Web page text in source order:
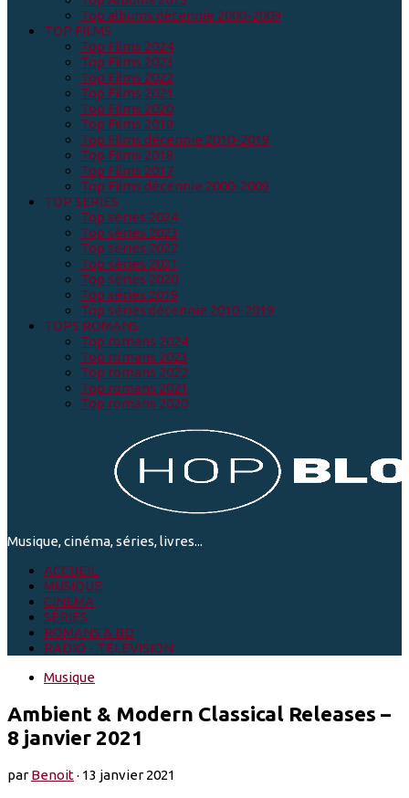
Top albums décennie 2000-2009
TOP FILMS
Top Films 2024
Top Films 2023
Top Films 2022
Top Films 2021
Top Films 2020
Top Films 2019
Top Films décennie 2010-2019
Top Films 2018
Top Films 2017
Top Films décennie 2000-2009
TOP SERIES
Top séries 2024
Top séries 2023
Top séries 2022
Top séries 2021
Top séries 2020
Top séries 2019
Top séries décennie 2010-2019
TOPS ROMANS
Top romans 2024
Top romans 2023
Top romans 2022
Top romans 2021
Top romans 2020
Musique, cinéma, séries, livres...
ACCUEIL
MUSIQUE
CINEMA
SÉRIES
ROMANS & BD
RADIO - TELEVISION
Musique
Ambient & Modern Classical Releases –
8 janvier 2021
parBenoit· 13 janvier 2021